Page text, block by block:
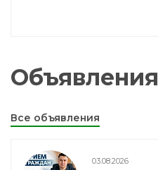
Объявления
Все объявления
03.08.2026